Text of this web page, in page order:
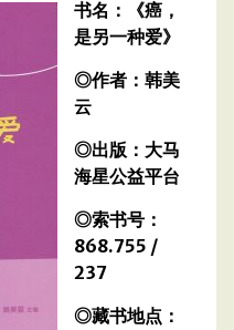
书名：《癌，
是另一种爱》
◎作者：韩美
云
◎出版：大马
海星公益平台
◎索书号：
868.755 /
237
◎藏书地点：